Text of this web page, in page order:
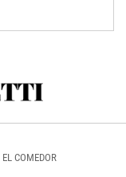
EL COMEDOR